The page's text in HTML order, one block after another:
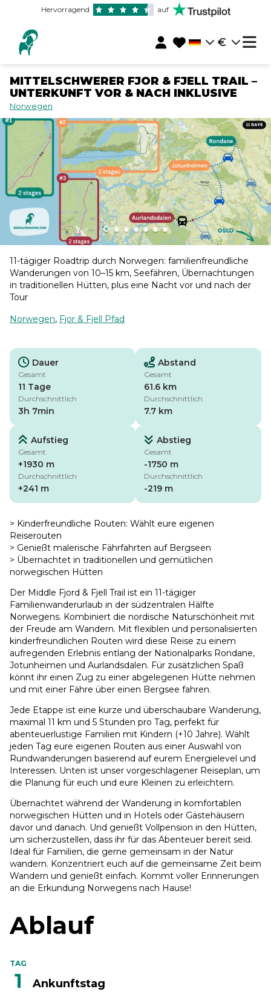
Hervorragend auf
€
MITTELSCHWERER FJOR & FJELL TRAIL –
UNTERKUNFT VOR & NACH INKLUSIVE
Norwegen
11-tägiger Roadtrip durch Norwegen: familienfreundliche
Wanderungen von 10–15 km, Seefähren, Übernachtungen
in traditionellen Hütten, plus eine Nacht vor und nach der
Tour
Norwegen, Fjor & Fjell Pfad
Dauer
Gesamt
11 Tage
Durchschnittlich
3h 7min
Abstand
Gesamt
61.6 km
Durchschnittlich
7.7 km
Aufstieg
Gesamt
+1930 m
Durchschnittlich
+241 m
Abstieg
Gesamt
-1750 m
Durchschnittlich
-219 m
> Kinderfreundliche Routen: Wählt eure eigenen
Reiserouten
> Genießt malerische Fährfahrten auf Bergseen
> Übernachtet in traditionellen und gemütlichen
norwegischen Hütten
Der Middle Fjord & Fjell Trail ist ein 11-tägiger
Familienwanderurlaub in der südzentralen Hälfte
Norwegens. Kombiniert die nordische Naturschönheit mit
der Freude am Wandern. Mit flexiblen und personalisierten
kinderfreundlichen Routen wird diese Reise zu einem
aufregenden Erlebnis entlang der Nationalparks Rondane,
Jotunheimen und Aurlandsdalen. Für zusätzlichen Spaß
könnt ihr einen Zug zu einer abgelegenen Hütte nehmen
und mit einer Fähre über einen Bergsee fahren.
Jede Etappe ist eine kurze und überschaubare Wanderung,
maximal 11 km und 5 Stunden pro Tag, perfekt für
abenteuerlustige Familien mit Kindern (+10 Jahre). Wählt
jeden Tag eure eigenen Routen aus einer Auswahl von
Rundwanderungen basierend auf eurem Energielevel und
Interessen. Unten ist unser vorgeschlagener Reiseplan, um
die Planung für euch und eure Kleinen zu erleichtern.
Übernachtet während der Wanderung in komfortablen
norwegischen Hütten und in Hotels oder Gästehäusern
davor und danach. Und genießt Vollpension in den Hütten,
um sicherzustellen, dass ihr für das Abenteuer bereit seid.
Ideal für Familien, die gerne gemeinsam in der Natur
wandern. Konzentriert euch auf die gemeinsame Zeit beim
Wandern und genießt einfach. Kommt voller Erinnerungen
an die Erkundung Norwegens nach Hause!
Ablauf
TAG
1 Ankunftstag